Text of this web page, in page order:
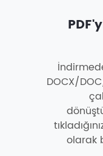
DOCX/
olarak